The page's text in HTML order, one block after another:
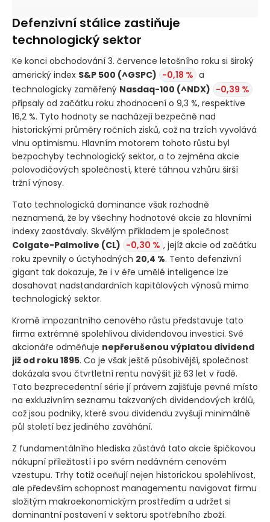
Defenzivní stálice zastiňuje
technologický sektor
Ke konci obchodování 3. července letošního roku si široký
americký index S&P 500 (^GSPC) -0,18 % a
technologicky zaměřený Nasdaq-100 (^NDX) -0,39 %
připsaly od začátku roku zhodnocení o 9,3 %, respektive
16,2 %. Tyto hodnoty se nacházejí bezpečně nad
historickými průměry ročních zisků, což na trzích vyvolává
vlnu optimismu. Hlavním motorem tohoto růstu byl
bezpochyby technologický sektor, a to zejména akcie
polovodičových společností, které táhnou vzhůru širší
tržní výnosy.
Tato technologická dominance však rozhodně
neznamená, že by všechny hodnotové akcie za hlavními
indexy zaostávaly. Skvělým příkladem je společnost
Colgate-Palmolive (CL) -0,30 % , jejíž akcie od začátku
roku zpevnily o úctyhodných 20,4 %. Tento defenzivní
gigant tak dokazuje, že i v éře umělé inteligence lze
dosahovat nadstandardních kapitálových výnosů mimo
technologický sektor.
Kromě impozantního cenového růstu představuje tato
firma extrémně spolehlivou dividendovou investici. Své
akcionáře odměňuje nepřerušenou výplatou dividend
již od roku 1895. Co je však ještě působivější, společnost
dokázala svou čtvrtletní rentu navýšit již 63 let v řadě.
Tato bezprecedentní série jí právem zajišťuje pevné místo
na exkluzivním seznamu takzvaných dividendových králů,
což jsou podniky, které svou dividendu zvyšují minimálně
půl století bez jediného zaváhání.
Z fundamentálního hlediska zůstává tato akcie špičkovou
nákupní příležitostí i po svém nedávném cenovém
vzestupu. Trhy totiž oceňují nejen historickou spolehlivost,
ale především schopnost managementu navigovat firmu
složitým makroekonomickým prostředím a udržet si
dominantní postavení v sektoru spotřebního zboží.